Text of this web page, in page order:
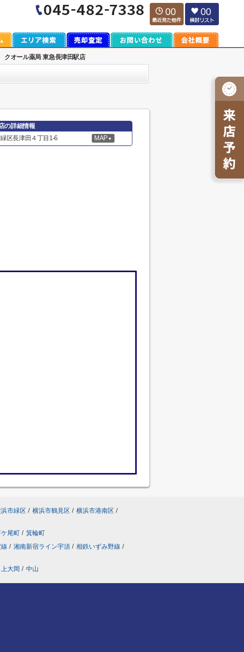
00 00
クオール薬局 東急長津田駅店
の詳細情報
区長津田４丁目1-6 MAP ▼
市緑区 / 横浜市鶴見区 / 横浜市港南区 /
尾町 / 箕輪町
/ 湘南新宿ライン宇須 / 相鉄いずみ野線 /
上大岡 / 中山